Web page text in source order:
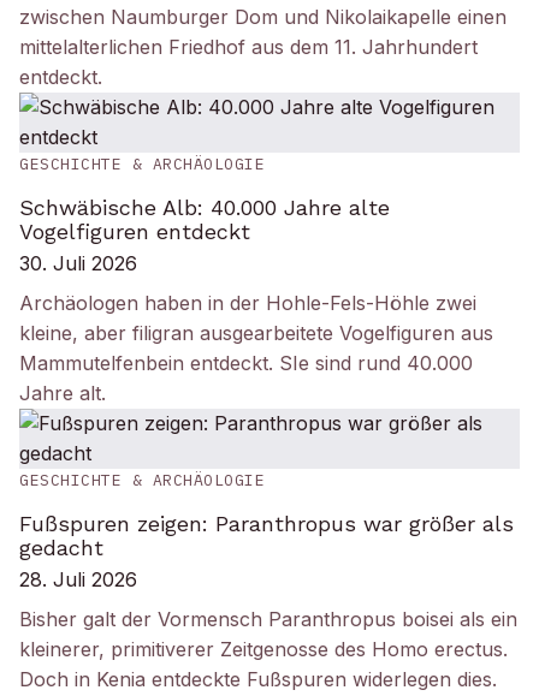
zwischen Naumburger Dom und Nikolaikapelle einen
mittelalterlichen Friedhof aus dem 11. Jahrhundert
entdeckt.
GESCHICHTE & ARCHÄOLOGIE
Schwäbische Alb: 40.000 Jahre alte
Vogelfiguren entdeckt
30. Juli 2026
Archäologen haben in der Hohle-Fels-Höhle zwei
kleine, aber filigran ausgearbeitete Vogelfiguren aus
Mammutelfenbein entdeckt. SIe sind rund 40.000
Jahre alt.
GESCHICHTE & ARCHÄOLOGIE
Fußspuren zeigen: Paranthropus war größer als
gedacht
28. Juli 2026
Bisher galt der Vormensch Paranthropus boisei als ein
kleinerer, primitiverer Zeitgenosse des Homo erectus.
Doch in Kenia entdeckte Fußspuren widerlegen dies.